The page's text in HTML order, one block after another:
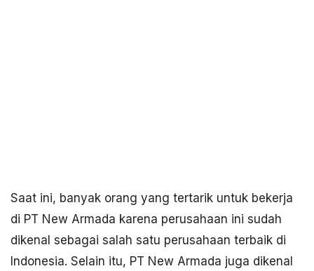
Saat ini, banyak orang yang tertarik untuk bekerja
di PT New Armada karena perusahaan ini sudah
dikenal sebagai salah satu perusahaan terbaik di
Indonesia. Selain itu, PT New Armada juga dikenal